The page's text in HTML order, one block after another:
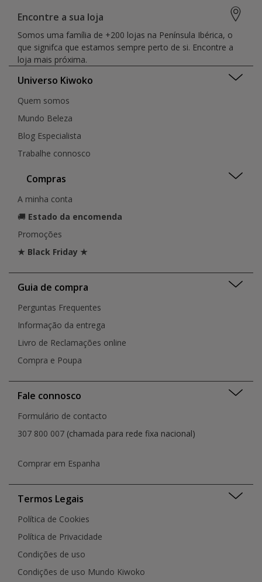
Encontre a sua loja
Somos uma família de +200 lojas na Península Ibérica, o
que signifca que estamos sempre perto de si. Encontre a
loja mais próxima.
Universo Kiwoko
Quem somos
Mundo Beleza
Blog Especialista
Trabalhe connosco
Compras
A minha conta
🚚 Estado da encomenda
Promoções
★ Black Friday ★
Guia de compra
Perguntas Frequentes
Informação da entrega
Livro de Reclamações online
Compra e Poupa
Fale connosco
Formulário de contacto
307 800 007 (chamada para rede fixa nacional)
Comprar em Espanha
Termos Legais
Política de Cookies
Política de Privacidade
Condições de uso
Condições de uso Mundo Kiwoko